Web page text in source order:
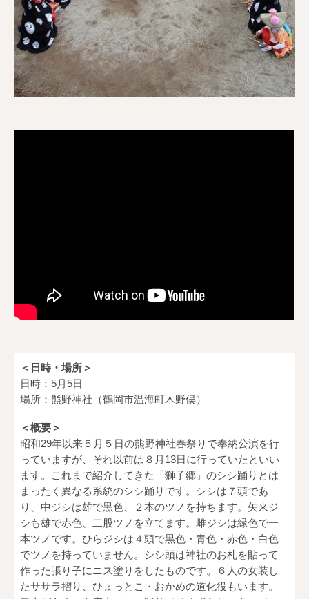
＜日時・場所＞
日時： 5月 5日
場所：熊野神社（鶴岡市温海町木野俣）
＜概要＞
昭和29年以来５月５日の熊野神社春祭りで奉納公演を行
っていますが、それ以前は８月13日に行っていたといい
ます。これまで紹介してきた「獅子郷」のシシ踊りとは
まったく異なる系統のシシ踊りです。シシは７頭であ
り、中ジシは雄で黒色、２本のツノを持ちます。矢来ジ
シも雄で赤色、二股ツノを立てます。雌ジシは緑色で一
本ツノです。ひらジシは４頭で黒色・青色・赤色・白色
でツノを持っていません。シシ頭は神社のお札を貼って
作った張り子にニス塗りをしたものです。６人の女装し
たササラ摺り、ひょっとこ・おかめの道化役もいます。